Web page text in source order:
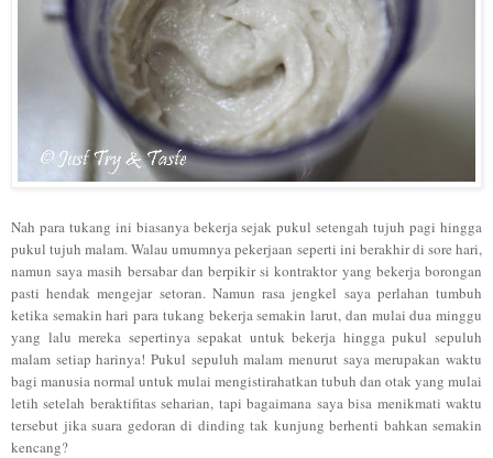
Nah para tukang ini biasanya bekerja sejak pukul setengah tujuh pagi hingga
pukul tujuh malam. Walau umumnya pekerjaan seperti ini berakhir di sore hari,
namun saya masih bersabar dan berpikir si kontraktor yang bekerja borongan
pasti hendak mengejar setoran. Namun rasa jengkel saya perlahan tumbuh
ketika semakin hari para tukang bekerja semakin larut, dan mulai dua minggu
yang lalu mereka sepertinya sepakat untuk bekerja hingga pukul sepuluh
malam setiap harinya! Pukul sepuluh malam menurut saya merupakan waktu
bagi manusia normal untuk mulai mengistirahatkan tubuh dan otak yang mulai
letih setelah beraktifitas seharian, tapi bagaimana saya bisa menikmati waktu
tersebut jika suara gedoran di dinding tak kunjung berhenti bahkan semakin
kencang?